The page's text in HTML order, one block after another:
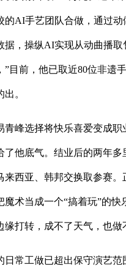
的AI手艺团队合做，通过动
据，操纵AI实现从动曲播取
目前，他已取近80位非遗
。
峰选择将快乐喜爱变成职
了他底气。结业后的两年多
来西亚、韩邦交换取参赛。
魔术当成一个“搞着玩”的快
打转，成不了天气，也做
常工做已超出保守演艺范